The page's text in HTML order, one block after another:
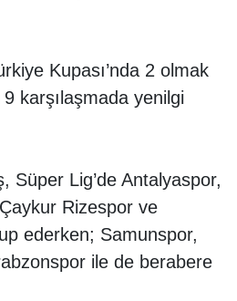
Kupası’nda 2 olmak
karşılaşmada yenilgi
Süper Lig’de Antalyaspor,
Rizespor ve
ederken; Samunspor,
ile de berabere